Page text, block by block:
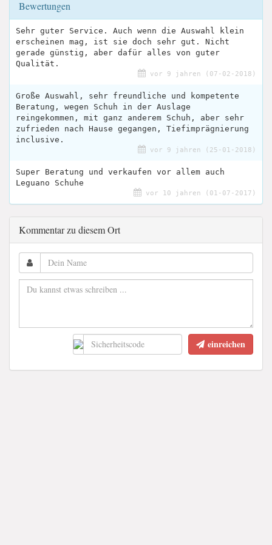
Bewertungen
Sehr guter Service. Auch wenn die Auswahl klein
erscheinen mag, ist sie doch sehr gut. Nicht
gerade günstig, aber dafür alles von guter
Qualität.
vor 9 jahren (07-02-2018)
Große Auswahl, sehr freundliche und kompetente
Beratung, wegen Schuh in der Auslage
reingekommen, mit ganz anderem Schuh, aber sehr
zufrieden nach Hause gegangen, Tiefimprägnierung
inclusive.
vor 9 jahren (25-01-2018)
Super Beratung und verkaufen vor allem auch
Leguano Schuhe
vor 10 jahren (01-07-2017)
Kommentar zu diesem Ort
einreichen